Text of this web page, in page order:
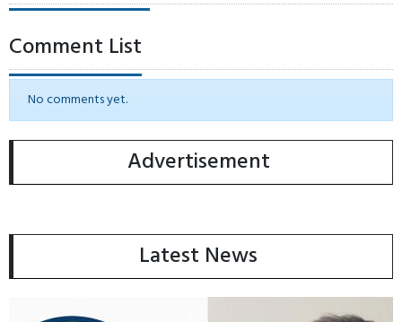
Comment List
No comments yet.
Advertisement
Latest News